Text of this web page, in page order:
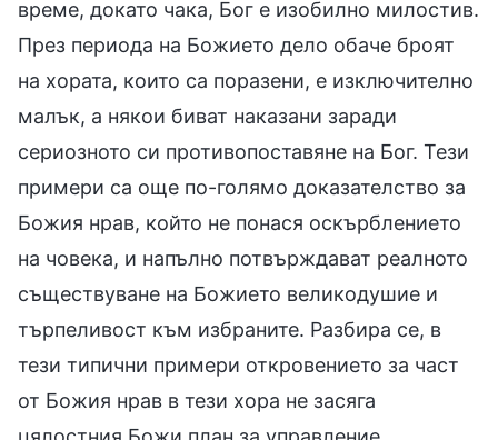
време, докато чака, Бог е изобилно милостив.
През периода на Божието дело обаче броят
на хората, които са поразени, е изключително
малък, а някои биват наказани заради
сериозното си противопоставяне на Бог. Тези
примери са още по-голямо доказателство за
Божия нрав, който не понася оскърблението
на човека, и напълно потвърждават реалното
съществуване на Божието великодушие и
търпеливост към избраните. Разбира се, в
тези типични примери откровението за част
от Божия нрав в тези хора не засяга